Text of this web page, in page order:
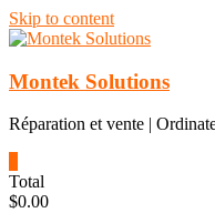
Skip to content
Montek Solutions
Réparation et vente |
Total
$0.00